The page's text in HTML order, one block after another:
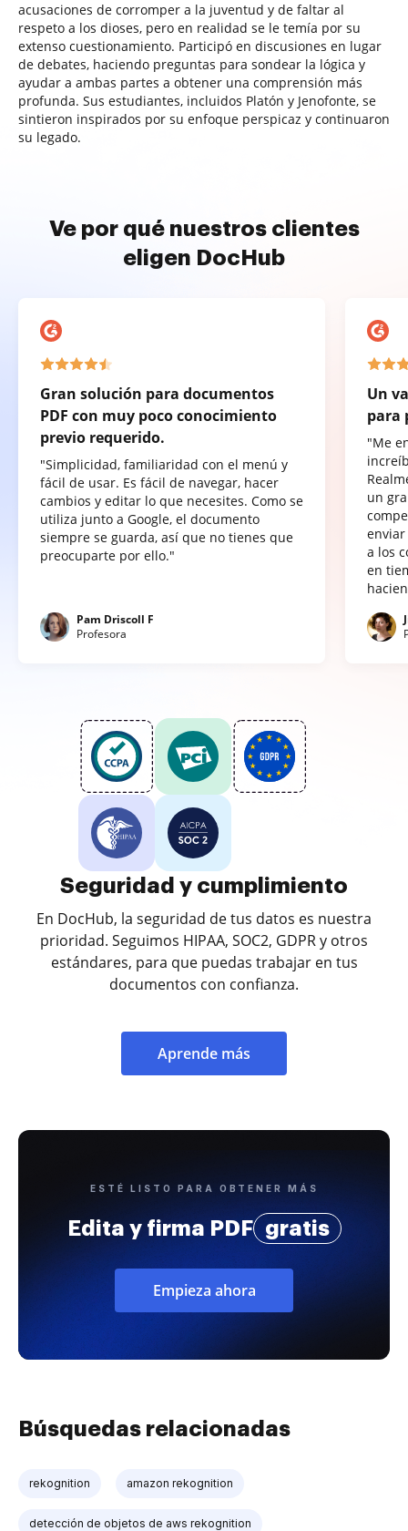
acusaciones de corromper a la juventud y de faltar al
respeto a los dioses, pero en realidad se le temía por su
extenso cuestionamiento. Participó en discusiones en lugar
de debates, haciendo preguntas para sondear la lógica y
ayudar a ambas partes a obtener una comprensión más
profunda. Sus estudiantes, incluidos Platón y Jenofonte, se
sintieron inspirados por su enfoque perspicaz y continuaron
su legado.
Ve por qué nuestros clientes
eligen DocHub
Gran solución para documentos
PDF con muy poco conocimiento
previo requerido.
"Simplicidad, familiaridad con el menú y
fácil de usar. Es fácil de navegar, hacer
cambios y editar lo que necesites. Como se
utiliza junto a Google, el documento
siempre se guarda, así que no tienes que
preocuparte por ello."
Pam Driscoll F
Profesora
Un
para
"Me
un
a los
en
Seguridad y cumplimiento
En DocHub, la seguridad de tus datos es nuestra
prioridad. Seguimos HIPAA, SOC2, GDPR y otros
estándares, para que puedas trabajar en tus
documentos con confianza.
Aprende más
ESTÉ LISTO PARA OBTENER MÁS
Edita y firma PDF gratis
Empieza ahora
Búsquedas relacionadas
rekognition amazon rekognition
detección de objetos de aws rekognition